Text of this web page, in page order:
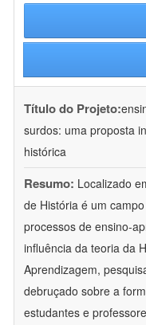
Título do Projeto:
surdos: uma proposta
histórica
Resumo: Localizado
de História é um
processos de ensino-
influência da teoria da
Aprendizagem,
debruçado sobre a
estudantes e